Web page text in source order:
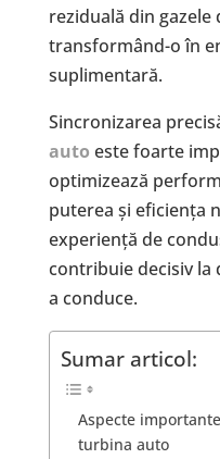
reziduală din gazele
transformând-o în
suplimentară.
Sincronizarea
auto este foarte
optimizează
puterea și eficiența
experiență de
contribuie decisiv la
a conduce.
Sumar articol:
Aspecte
turbina auto